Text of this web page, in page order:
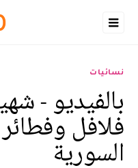
نسائيات
فلافل
السورية